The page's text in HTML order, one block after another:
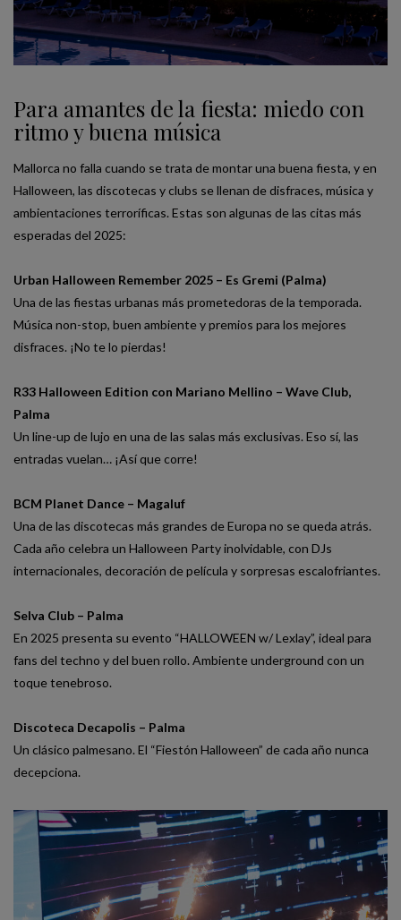
Para amantes de la fiesta: miedo con
ritmo y buena música
Mallorca no falla cuando se trata de montar una buena fiesta, y en
Halloween, las discotecas y clubs se llenan de disfraces, música y
ambientaciones terroríficas. Estas son algunas de las citas más
esperadas del 2025:
Urban Halloween Remember 2025 – Es Gremi (Palma)
Una de las fiestas urbanas más prometedoras de la temporada.
Música non-stop, buen ambiente y premios para los mejores
disfraces. ¡No te lo pierdas!
R33 Halloween Edition con Mariano Mellino – Wave Club,
Palma
Un line-up de lujo en una de las salas más exclusivas. Eso sí, las
entradas vuelan… ¡Así que corre!
BCM Planet Dance – Magaluf
Una de las discotecas más grandes de Europa no se queda atrás.
Cada año celebra un Halloween Party inolvidable, con DJs
internacionales, decoración de película y sorpresas escalofriantes.
Selva Club – Palma
En 2025 presenta su evento “HALLOWEEN w/ Lexlay”, ideal para
fans del techno y del buen rollo. Ambiente underground con un
toque tenebroso.
Discoteca Decapolis – Palma
Un clásico palmesano. El “Fiestón Halloween” de cada año nunca
decepciona.